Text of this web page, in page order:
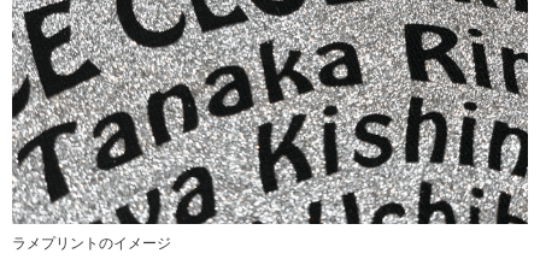
ラメプリントのイメージ